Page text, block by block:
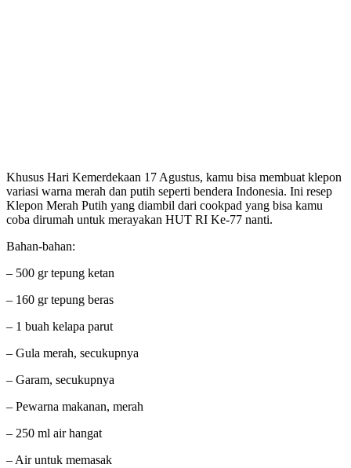
Khusus Hari Kemerdekaan 17 Agustus, kamu bisa membuat klepon
variasi warna merah dan putih seperti bendera Indonesia. Ini resep
Klepon Merah Putih yang diambil dari cookpad yang bisa kamu
coba dirumah untuk merayakan HUT RI Ke-77 nanti.
Bahan-bahan:
– 500 gr tepung ketan
– 160 gr tepung beras
– 1 buah kelapa parut
– Gula merah, secukupnya
– Garam, secukupnya
– Pewarna makanan, merah
– 250 ml air hangat
– Air untuk memasak